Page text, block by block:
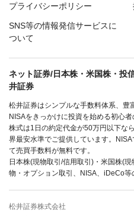
プライバシーポリシー
SNS等の情報発信サービスに
ついて
ネット証券/日本株・米国株・投
井証券
松井証券はシンプルな手数料体系、豊
NISAをきっかけに投資を始める初心者
株式は1日の約定代金が50万円以下な
界最安水準でご提供しています。
て売買手数料が無料です。
日本株(現物取引/信用取引)・米国株(
物・オプション取引、NISA、iDeCo等
松井証券株式会社